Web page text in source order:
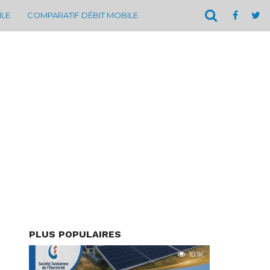
COMPARATIF DÉBIT MOBILE
PLUS POPULAIRES
10.1K